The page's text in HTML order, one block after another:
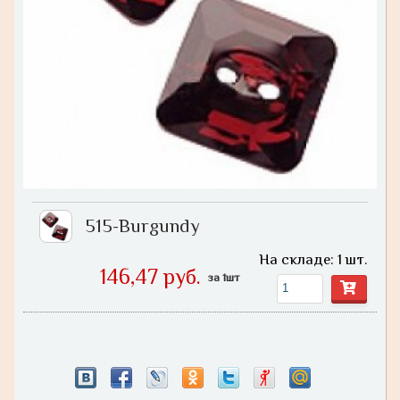
515-Burgundy
146,47 руб. за 1шт
На складе: 1 шт.